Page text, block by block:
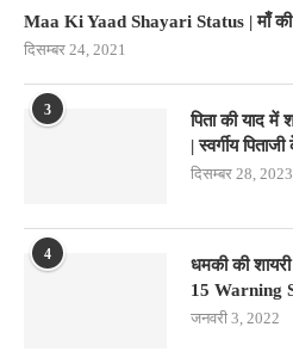
Maa Ki Yaad Shayari Status | माँ की
दिसम्बर 24, 2021
3
पिता की याद
| स्वर्गीय
दिसम्बर 28, 2023
4
धमकी की
15 Warning
जनवरी 3, 2022